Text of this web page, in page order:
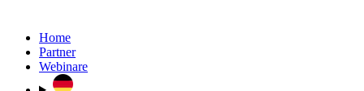
Home
Partner
Webinare